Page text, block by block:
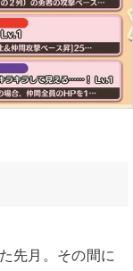
先月。その間に